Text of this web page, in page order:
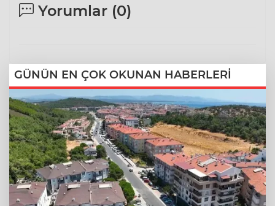
Yorumlar (0)
GÜNÜN EN ÇOK OKUNAN HABERLERİ